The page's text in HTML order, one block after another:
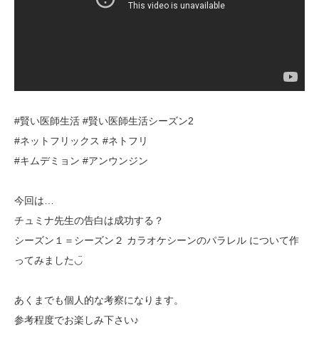
#賢い医師生活 #賢い医師生活シーズン2
#ネットフリックス #ネトフリ
#キムデミョン #アンウンジン
今回は…
チュミナ先生の告白は成功する？
シーズン１＝シーズン２ カラオケシーンのパラレル について作
ってみました◡̈
あくまでも個人的な考察になります。
参考程度でお楽しみ下さい♪